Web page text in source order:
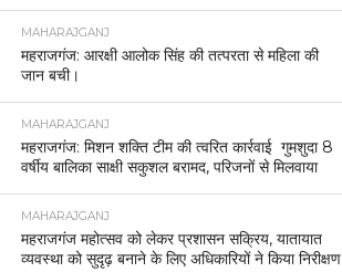
MAHARAJGANJ
महराजगंज: आरक्षी आलोक सिंह की तत्परता से महिला की
जान बची।
MAHARAJGANJ
महराजगंज: मिशन शक्ति टीम की त्वरित कार्रवाई गुमशुदा 8
वर्षीय बालिका साक्षी सकुशल बरामद, परिजनों से मिलवाया
MAHARAJGANJ
महराजगंज महोत्सव को लेकर प्रशासन सक्रिय, यातायात
व्यवस्था को सुदृढ़ बनाने के लिए अधिकारियों ने किया निरीक्षण